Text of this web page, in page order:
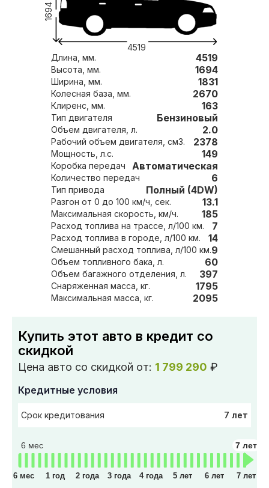
4519
1694
Длина, мм. 4519
Высота, мм. 1694
Ширина, мм. 1831
Колесная база, мм. 2670
Клиренс, мм. 163
Тип двигателя Бензиновый
Объем двигателя, л. 2.0
Рабочий объем двигателя, см3. 2378
Мощность, л.с. 149
Коробка передач Автоматическая
Количество передач 6
Тип привода Полный (4DW)
Разгон от 0 до 100 км/ч, сек. 13.1
Максимальная скорость, км/ч. 185
Расход топлива на трассе, л/100 км. 7
Расход топлива в городе, л/100 км. 14
Смешанный расход топлива, л/100 км.9
Объем топливного бака, л. 60
Объем багажного отделения, л. 397
Снаряженная масса, кг. 1795
Максимальная масса, кг. 2095
Купить этот авто в кредит со
скидкой
Цена авто со скидкой от: 1 799 290 ₽
Кредитные условия
Срок кредитования 7 лет
6 мес 7 лет
6 мес 1 год 2 года 3 года 4 года 5 лет 6 лет 7 лет